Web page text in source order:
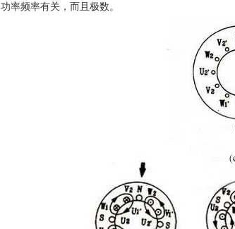
功率频率有关，而且极数。